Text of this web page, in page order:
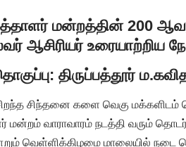
மன்றத்தின் 200
ஆசிரியர் உரையாற்றிய
திருப்பத்தூர்
சிந்தனை களை வெகு மக்களிடம்
மன்றம் வாராவாரம் நடத்தி வரும்
வெள்ளிக்கிழமை மாலையில் நடை